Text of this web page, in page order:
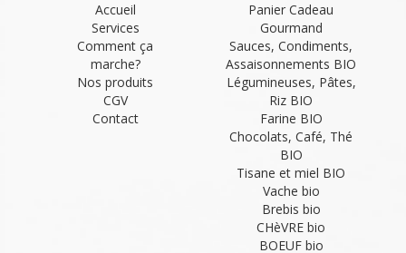
Accueil
Services
Comment ça
marche?
Nos produits
CGV
Contact
Panier Cadeau
Gourmand
Sauces, Condiments,
Assaisonnements BIO
Légumineuses, Pâtes,
Riz BIO
Farine BIO
Chocolats, Café, Thé
BIO
Tisane et miel BIO
Vache bio
Brebis bio
CHèVRE bio
BOEUF bio